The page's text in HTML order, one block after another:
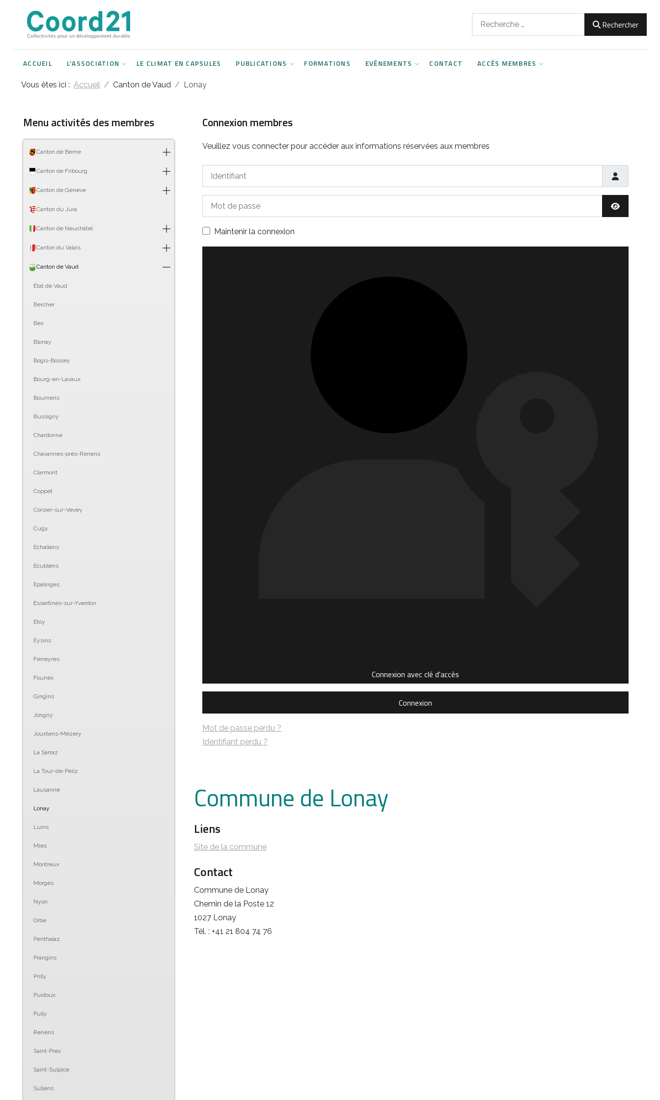
Rechercher
ACCUEIL L'ASSOCIATION LE CLIMAT EN CAPSULES PUBLICATIONS FORMATIONS EVÉNEMENTS CONTACT ACCÈS MEMBRES
Vous êtes ici : Accueil Canton de Vaud Lonay
Menu activités des membres
Canton de Berne
Canton de Fribourg
Canton de Genève
Canton du Jura
Canton de Neuchâtel
Canton du Valais
Canton de Vaud
État de Vaud
Bercher
Bex
Blonay
Bogis-Bossey
Bourg-en-Lavaux
Bournens
Bussigny
Chardonne
Chavannes-près-Renens
Clarmont
Coppet
Corsier-sur-Vevey
Cugy
Echallens
Ecublens
Epalinges
Essertines-sur-Yverdon
Etoy
Eysins
Ferreyres
Founex
Gingins
Jongny
Jouxtens-Mézery
La Sarraz
La Tour-de-Peilz
Lausanne
Lonay
Luins
Mies
Montreux
Morges
Nyon
Orbe
Penthalaz
Prangins
Prilly
Puidoux
Pully
Renens
Saint-Prex
Saint-Sulpice
Sullens
Connexion membres
Veuillez vous connecter pour accéder aux informations réservées aux membres
Identifiant
Mot de passe
Afficher le
Maintenir la connexion
Connexion avec clé d'accès
Connexion
Mot de passe perdu ?
Identifiant perdu ?
Commune de Lonay
Liens
Site de la commune
Contact
Commune de Lonay
Chemin de la Poste 12
1027 Lonay
Tél. : +41 21 804 74 76
Développement durable et Agenda 21
Implémentation locale de l'Agenda
Assemblées générales
2021
2022
2023
2025
Lettres d'informations
Rencontres thématiques
Documents